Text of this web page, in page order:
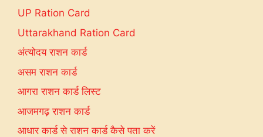
UP Ration Card
Uttarakhand Ration Card
अंत्योदय राशन कार्ड
असम राशन कार्ड
आगरा राशन कार्ड लिस्ट
आजमगढ़ राशन कार्ड
आधार कार्ड से राशन कार्ड कैसे पता करें